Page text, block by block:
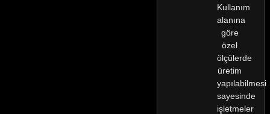
Kullanım
alanına
göre
özel
ölçülerde
üretim
yapılabilmesi
sayesinde
işletmeler